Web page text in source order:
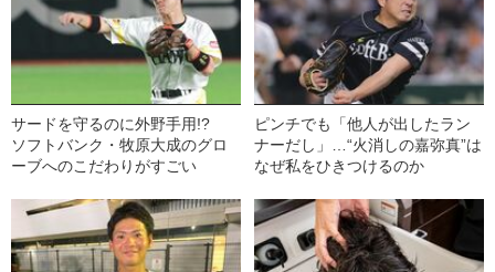
サードを守るのに外野手用!?
ソフトバンク・牧原大成のグロ
ーブへのこだわりがすごい
ピンチでも「他人が出したラン
ナーだし」…“火消しの嘉弥真”は
なぜ私をひきつけるのか